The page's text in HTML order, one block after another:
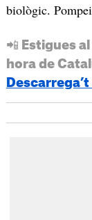
biològic.
📲 Estigues
hora de